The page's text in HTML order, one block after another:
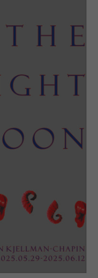
går inte att
välja bort.
för att
hemsidan